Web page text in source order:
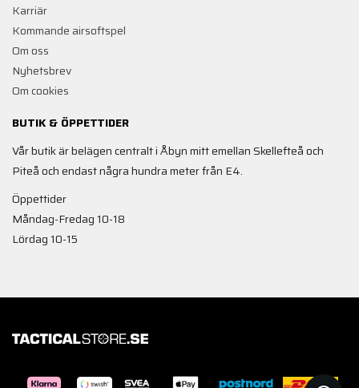
Karriär
Kommande airsoftspel
Om oss
Nyhetsbrev
Om cookies
BUTIK & ÖPPETTIDER
Vår butik är belägen centralt i Åbyn mitt emellan Skellefteå och
Piteå och endast några hundra meter från E4.
Öppettider
Måndag-Fredag 10-18
Lördag 10-15